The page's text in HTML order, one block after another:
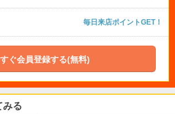
毎日来店ポイントGET！
ぐ会員登録する(無料)
みる